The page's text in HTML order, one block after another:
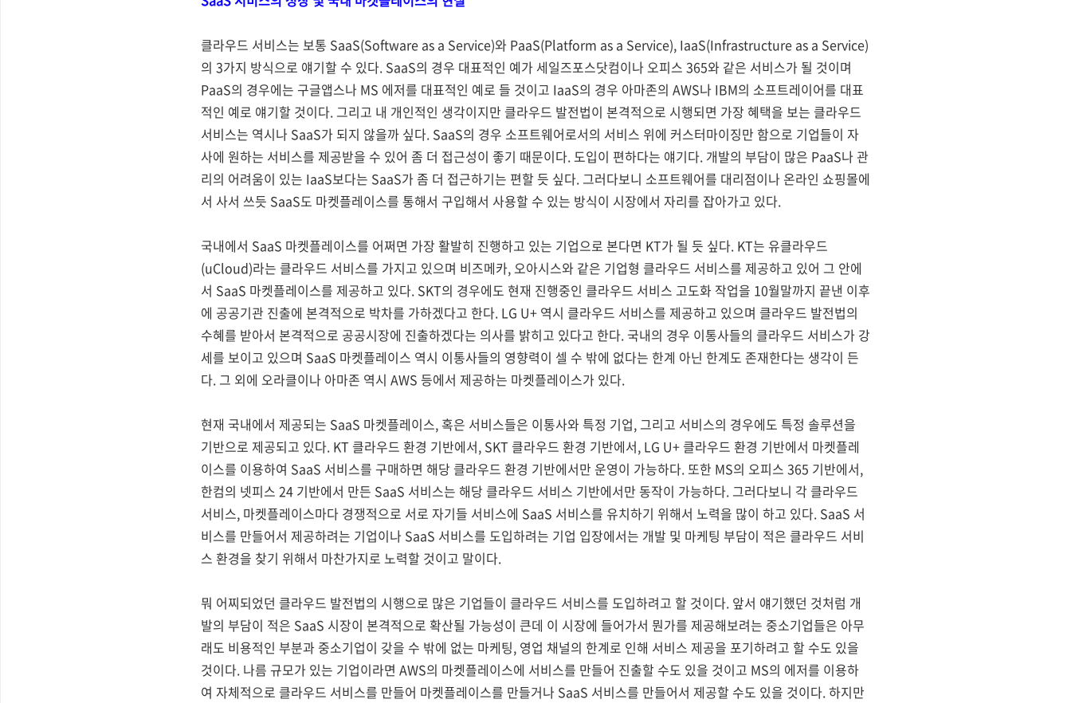
클라우드 서비스는 보통 SaaS(Software as a Service)와 PaaS(Platform as a Service), IaaS(Infrastructure as a Service)
의 3가지 방식으로 얘기할 수 있다. SaaS의 경우 대표적인 예가 세일즈포스닷컴이나 오피스 365와 같은 서비스가 될 것이며
PaaS의 경우에는 구글앱스나 MS 에저를 대표적인 예로 들 것이고 IaaS의 경우 아마존의 AWS나 IBM의 소프트레이어를 대표
적인 예로 얘기할 것이다. 그리고 내 개인적인 생각이지만 클라우드 발전법이 본격적으로 시행되면 가장 혜택을 보는 클라우드
서비스는 역시나 SaaS가 되지 않을까 싶다. SaaS의 경우 소프트웨어로서의 서비스 위에 커스터마이징만 함으로 기업들이 자
사에 원하는 서비스를 제공받을 수 있어 좀 더 접근성이 좋기 때문이다. 도입이 편하다는 얘기다. 개발의 부담이 많은 PaaS나 관
리의 어려움이 있는 IaaS보다는 SaaS가 좀 더 접근하기는 편할 듯 싶다. 그러다보니 소프트웨어를 대리점이나 온라인 쇼핑몰에
서 사서 쓰듯 SaaS도 마켓플레이스를 통해서 구입해서 사용할 수 있는 방식이 시장에서 자리를 잡아가고 있다.
국내에서 SaaS 마켓플레이스를 어쩌면 가장 활발히 진행하고 있는 기업으로 본다면 KT가 될 듯 싶다. KT는 유클라우드
(uCloud)라는 클라우드 서비스를 가지고 있으며 비즈메카, 오아시스와 같은 기업형 클라우드 서비스를 제공하고 있어 그 안에
서 SaaS 마켓플레이스를 제공하고 있다. SKT의 경우에도 현재 진행중인 클라우드 서비스 고도화 작업을 10월말까지 끝낸 이후
에 공공기관 진출에 본격적으로 박차를 가하겠다고 한다. LG U+ 역시 클라우드 서비스를 제공하고 있으며 클라우드 발전법의
수혜를 받아서 본격적으로 공공시장에 진출하겠다는 의사를 밝히고 있다고 한다. 국내의 경우 이통사들의 클라우드 서비스가 강
세를 보이고 있으며 SaaS 마켓플레이스 역시 이통사들의 영향력이 셀 수 밖에 없다는 한계 아닌 한계도 존재한다는 생각이 든
다. 그 외에 오라클이나 아마존 역시 AWS 등에서 제공하는 마켓플레이스가 있다.
현재 국내에서 제공되는 SaaS 마켓플레이스, 혹은 서비스들은 이통사와 특정 기업, 그리고 서비스의 경우에도 특정 솔루션을
기반으로 제공되고 있다. KT 클라우드 환경 기반에서, SKT 클라우드 환경 기반에서, LG U+ 클라우드 환경 기반에서 마켓플레
이스를 이용하여 SaaS 서비스를 구매하면 해당 클라우드 환경 기반에서만 운영이 가능하다. 또한 MS의 오피스 365 기반에서,
한컴의 넷피스 24 기반에서 만든 SaaS 서비스는 해당 클라우드 서비스 기반에서만 동작이 가능하다. 그러다보니 각 클라우드
서비스, 마켓플레이스마다 경쟁적으로 서로 자기들 서비스에 SaaS 서비스를 유치하기 위해서 노력을 많이 하고 있다. SaaS 서
비스를 만들어서 제공하려는 기업이나 SaaS 서비스를 도입하려는 기업 입장에서는 개발 및 마케팅 부담이 적은 클라우드 서비
스 환경을 찾기 위해서 마찬가지로 노력할 것이고 말이다.
뭐 어찌되었던 클라우드 발전법의 시행으로 많은 기업들이 클라우드 서비스를 도입하려고 할 것이다. 앞서 얘기했던 것처럼 개
발의 부담이 적은 SaaS 시장이 본격적으로 확산될 가능성이 큰데 이 시장에 들어가서 뭔가를 제공해보려는 중소기업들은 아무
래도 비용적인 부분과 중소기업이 갖을 수 밖에 없는 마케팅, 영업 채널의 한계로 인해 서비스 제공을 포기하려고 할 수도 있을
것이다. 나름 규모가 있는 기업이라면 AWS의 마켓플레이스에 서비스를 만들어 진출할 수도 있을 것이고 MS의 에저를 이용하
여 자체적으로 클라우드 서비스를 만들어 마켓플레이스를 만들거나 SaaS 서비스를 만들어서 제공할 수도 있을 것이다. 하지만